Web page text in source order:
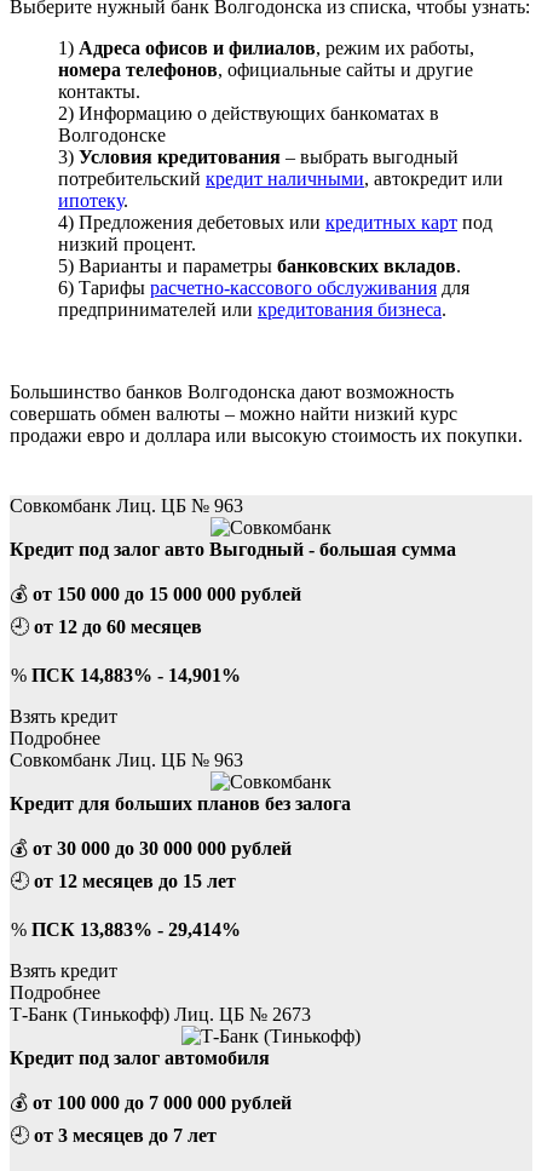
Выберите нужный банк Волгодонска из списка, чтобы узнать:
1) Адреса офисов и филиалов, режим их работы,
номера телефонов, официальные сайты и другие
контакты.
2) Информацию о действующих банкоматах в
Волгодонске
3) Условия кредитования – выбрать выгодный
потребительский кредит наличными, автокредит или
ипотеку.
4) Предложения дебетовых или кредитных карт под
низкий процент.
5) Варианты и параметры банковских вкладов.
6) Тарифы расчетно-кассового обслуживания для
предпринимателей или кредитования бизнеса.
Большинство банков Волгодонска дают возможность
совершать обмен валюты – можно найти низкий курс
продажи евро и доллара или высокую стоимость их покупки.
Совкомбанк Лиц. ЦБ № 963
Кредит под залог авто Выгодный - большая сумма
💰 от 150 000 до 15 000 000 рублей
🕘 от 12 до 60 месяцев
% ПСК 14,883% - 14,901%
Взять кредит
Подробнее
Совкомбанк Лиц. ЦБ № 963
Кредит для больших планов без залога
💰 от 30 000 до 30 000 000 рублей
🕘 от 12 месяцев до 15 лет
% ПСК 13,883% - 29,414%
Взять кредит
Подробнее
Т-Банк (Тинькофф) Лиц. ЦБ № 2673
Кредит под залог автомобиля
💰 от 100 000 до 7 000 000 рублей
🕘 от 3 месяцев до 7 лет